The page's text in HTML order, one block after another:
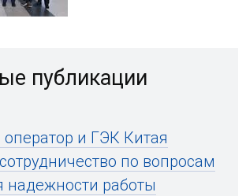
публикации
и ГЭК Китая
по вопросам
работы